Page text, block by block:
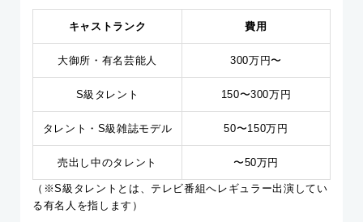
キャストランク 費用
大御所・有名芸能人 300万円〜
S級タレント 150〜300万円
タレント・S級雑誌モデル 50〜150万円
売出し中のタレント 〜50万円
（※S級タレントとは、テレビ番組へレギュラー出演してい
る有名人を指します）